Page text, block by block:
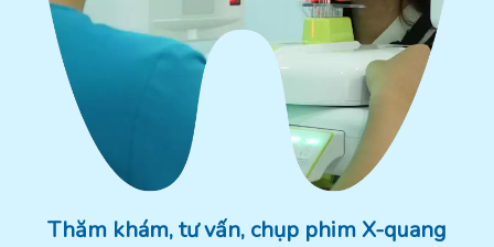
Thăm khám, tư vấn, chụp phim X-quang